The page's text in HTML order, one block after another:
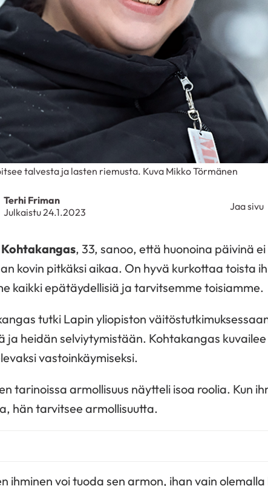
Terhi Friman
Julkaistu 24.1.2023
Jaa sivu
talvesta ja lasten riemusta. Kuva Mikko Törmänen
, 33, sanoo, että huonoina päivinä
kovin pitkäksi aikaa. On hyvä kurkottaa toista
kaikki epätäydellisiä ja tarvitsemme toisiamme.
tutki Lapin yliopiston
ja heidän selviytymistään. Kohtakangas
vastoinkäymiseksi.
tarinoissa armollisuus näytteli isoa roolia. Kun
hän tarvitsee armollisuutta.
ihminen voi tuoda sen armon, ihan vain